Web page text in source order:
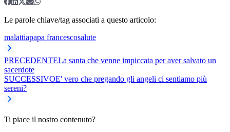
Le parole chiave/tag associati a questo articolo:
malattiapapa francescosalute
PRECEDENTELa santa che venne impiccata per aver salvato un
sacerdote
SUCCESSIVOE' vero che pregando gli angeli ci sentiamo più
sereni?
Ti piace il nostro contenuto?